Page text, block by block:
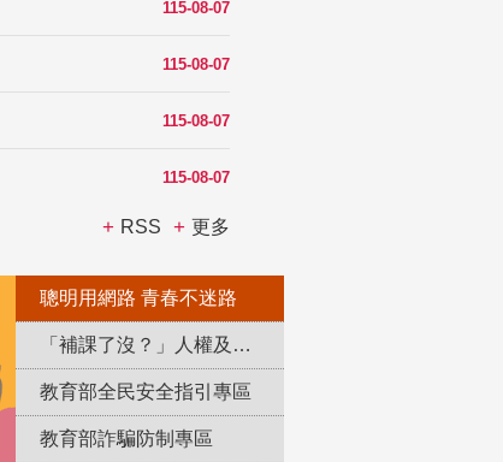
115-08-07
115-08-07
115-08-07
115-08-07
RSS 更多
聰明用網路 青春不迷路
「補課了沒？」人權及轉型正義教育專區
教育部全民安全指引專區
教育部詐騙防制專區